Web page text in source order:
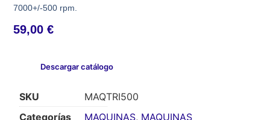
7000+/-500 rpm.
59,00€
Descargar catálogo
SKU
MAQTRI500
Categorías
MAQUINAS, MAQUINAS